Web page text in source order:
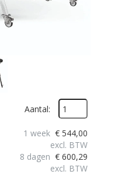
Aantal:
8 dagen € 600,29
excl. BTW
1 week € 544,00
excl. BTW